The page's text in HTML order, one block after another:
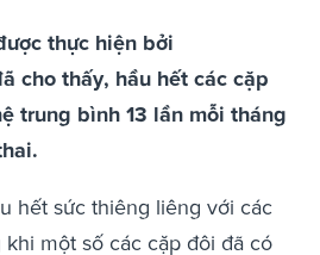
thực hiện bởi
cho thấy, hầu hết các cặp
trung bình 13 lần mỗi tháng
hết sức thiêng liêng với các
một số các cặp đôi đã có